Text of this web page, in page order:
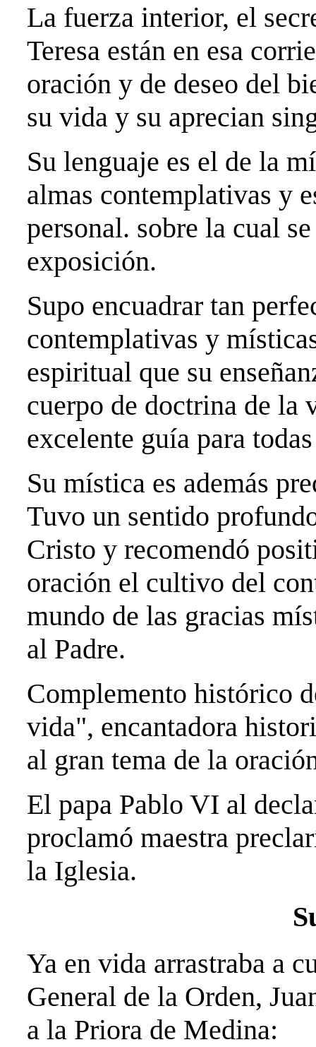
La fuerza interior, el
Teresa están en esa
oración y de deseo del
su vida y su aprecian
Su lenguaje es el de la
almas contemplativas y
personal. sobre la cual
exposición.
Supo encuadrar tan
contemplativas y
espiritual que su
cuerpo de doctrina de la
excelente guía para
Su mística es además
Tuvo un sentido
Cristo y recomendó
oración el cultivo del
mundo de las gracias
al Padre.
Complemento histórico
vida", encantadora
al gran tema de la
El papa Pablo VI al
proclamó maestra
la Iglesia.
Ya en vida arrastraba a
General de la Orden,
a la Priora de Medina: